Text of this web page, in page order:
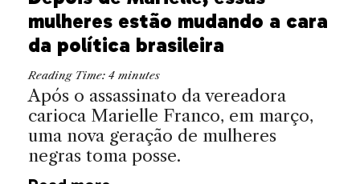
mulheres estão mudando a cara
da política brasileira
Reading Time: 4 minutes
Após o assassinato da vereadora
carioca Marielle Franco, em março,
uma nova geração de mulheres
negras toma posse.